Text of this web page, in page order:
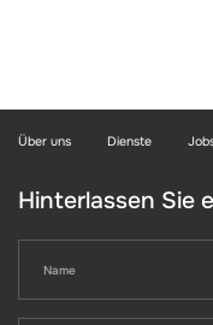
Über uns Dienste
Hinterlassen Sie